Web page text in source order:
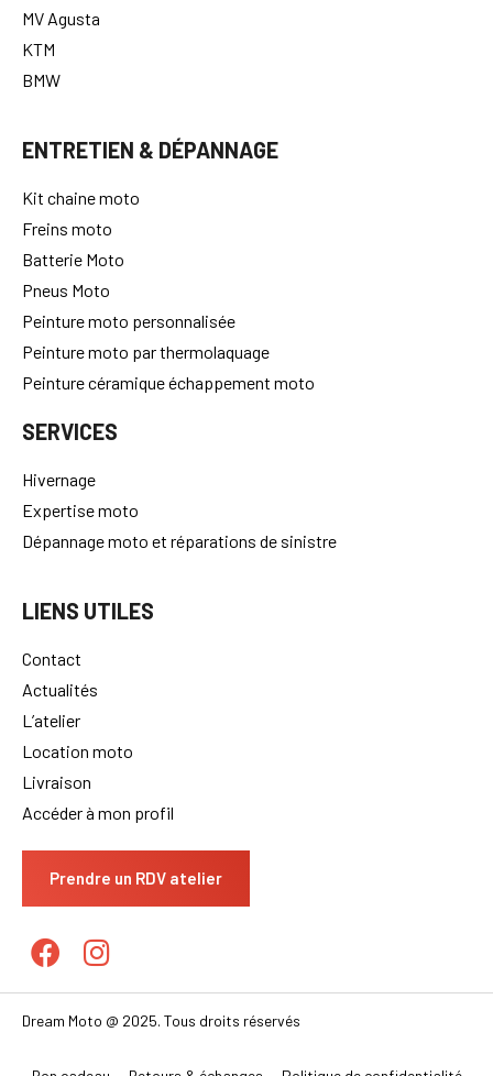
MV Agusta
KTM
BMW
ENTRETIEN & DÉPANNAGE
Kit chaine moto
Freins moto
Batterie Moto
Pneus Moto
Peinture moto personnalisée
Peinture moto par thermolaquage
Peinture céramique échappement moto
SERVICES
Hivernage
Expertise moto
Dépannage moto et réparations de sinistre
LIENS UTILES
Contact
Actualités
L’atelier
Location moto
Livraison
Accéder à mon profil
Prendre un RDV atelier
Dream Moto @ 2025. Tous droits réservés